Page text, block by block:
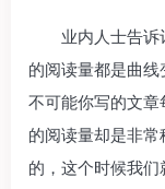
业内人士告诉
的阅读量都是曲线
不可能你写的文
的阅读量却是非
的，这个时候我